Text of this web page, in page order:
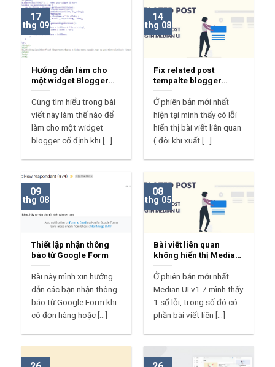
Hướng dẫn làm cho
một widget Blogger
Sticky
Cùng tìm hiểu trong bài
viết này làm thế nào để
làm cho một widget
blogger cố định khi [...]
17
thg 09
Fix related post
tempalte blogger
median ui 1.7
Ở phiên bản mới nhất
hiện tại mình thấy có lỗi
hiển thị bài viết liên quan
( đôi khi xuất [...]
14
thg 08
Thiết lập nhận thông
báo từ Google Form
Bài này mình xin hướng
dẫn các bạn nhận thông
báo từ Google Form khi
có đơn hàng hoặc [...]
09
thg 08
Bài viết liên quan
không hiển thị Median
UI?
Ở phiên bản mới nhất
Median UI v1.7 mình thấy
1 số lỗi, trong số đó có
phần bài viết liên [...]
08
thg 05